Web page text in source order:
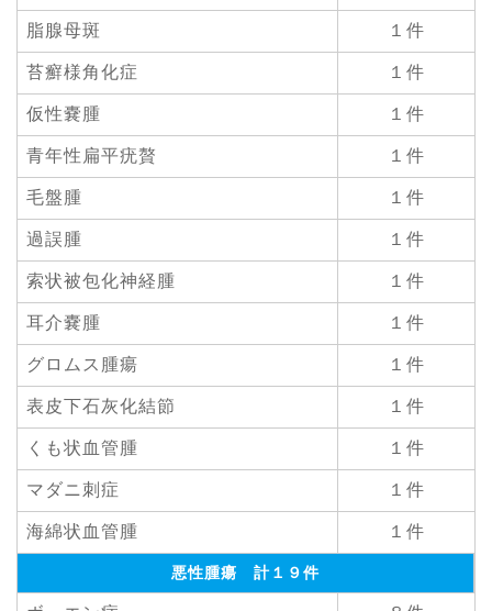
脂腺母斑 １件
苔癬様角化症 １件
仮性嚢腫 １件
青年性扁平疣贅 １件
毛盤腫 １件
過誤腫 １件
索状被包化神経腫 １件
耳介嚢腫 １件
グロムス腫瘍 １件
表皮下石灰化結節 １件
くも状血管腫 １件
マダニ刺症 １件
海綿状血管腫 １件
悪性腫瘍 計１９件